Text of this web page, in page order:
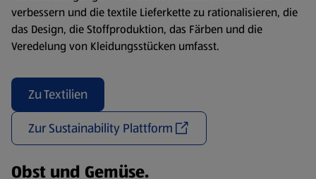
verbessern und die textile Lieferkette zu rationalisieren, die
das Design, die Stoffproduktion, das Färben und die
Veredelung von Kleidungsstücken umfasst.
Zu Textilien
Zur Sustainability Plattform(öffnet in einem neuen Tab)
Obst und Gemüse.